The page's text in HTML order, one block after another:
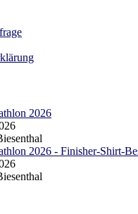
2026
2026 - Finisher-Shirt-